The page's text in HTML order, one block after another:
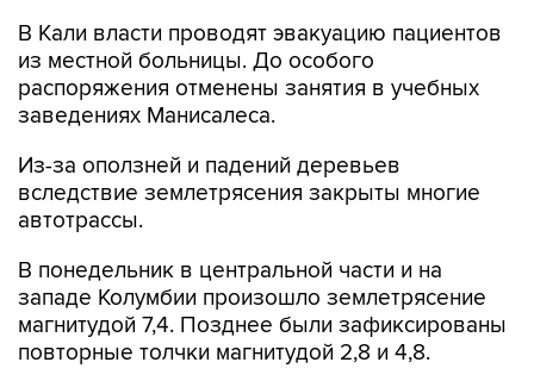
В Кали власти проводят эвакуацию пациентов
из местной больницы. До особого
распоряжения отменены занятия в учебных
заведениях Манисалеса.
Из-за оползней и падений деревьев
вследствие землетрясения закрыты многие
автотрассы.
В понедельник в центральной части и на
западе Колумбии произошло землетрясение
магнитудой 7,4. Позднее были зафиксированы
повторные толчки магнитудой 2,8 и 4,8.